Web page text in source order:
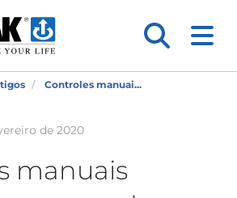
Controles manuai...
de 2020
manuais